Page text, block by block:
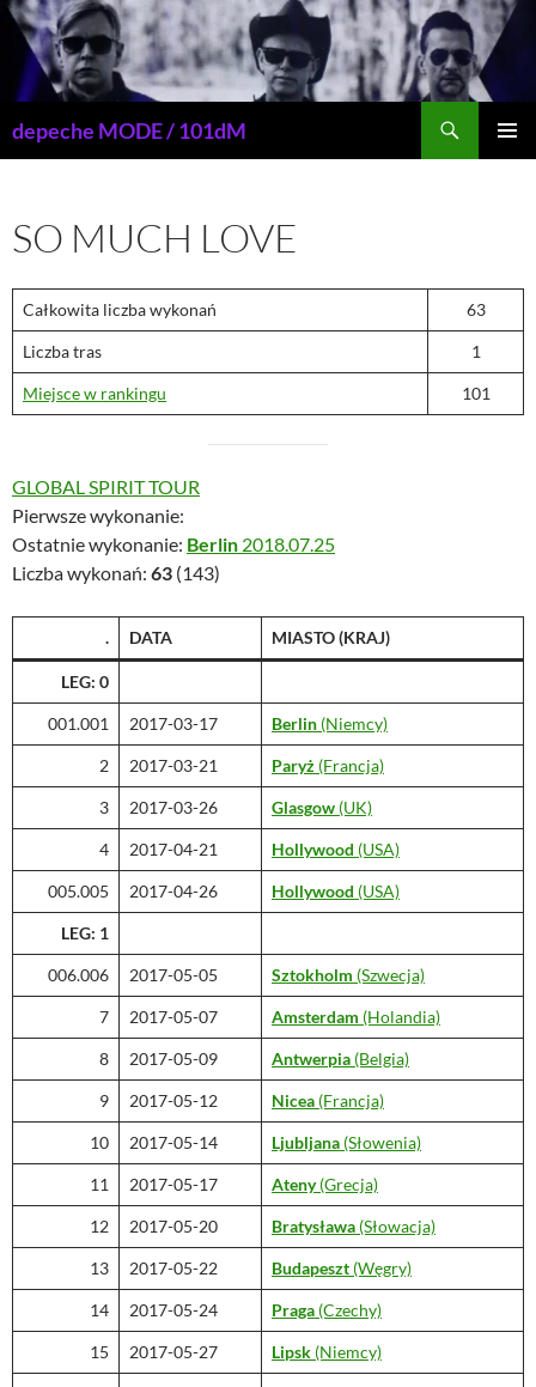
Przejdź
treści
depeche MODE / 101dM
SO MUCH LOVE
Całkowita liczba wykonań 63
Liczba tras 1
Miejsce w rankingu 101
GLOBAL SPIRIT TOUR
Pierwsze wykonanie:
Ostatnie wykonanie: Berlin 2018.07.25
Liczba wykonań: 63 (143)
. DATA MIASTO (KRAJ)
LEG: 0
001.001 2017-03-17 Berlin (Niemcy)
2 2017-03-21 Paryż (Francja)
3 2017-03-26 Glasgow (UK)
4 2017-04-21 Hollywood (USA)
005.005 2017-04-26 Hollywood (USA)
LEG: 1
006.006 2017-05-05 Sztokholm (Szwecja)
7 2017-05-07 Amsterdam (Holandia)
8 2017-05-09 Antwerpia (Belgia)
9 2017-05-12 Nicea (Francja)
10 2017-05-14 Ljubljana (Słowenia)
11 2017-05-17 Ateny(Grecja)
12 2017-05-20 Bratysława (Słowacja)
13 2017-05-22 Budapeszt (Węgry)
14 2017-05-24 Praga (Czechy)
15 2017-05-27 Lipsk (Niemcy)